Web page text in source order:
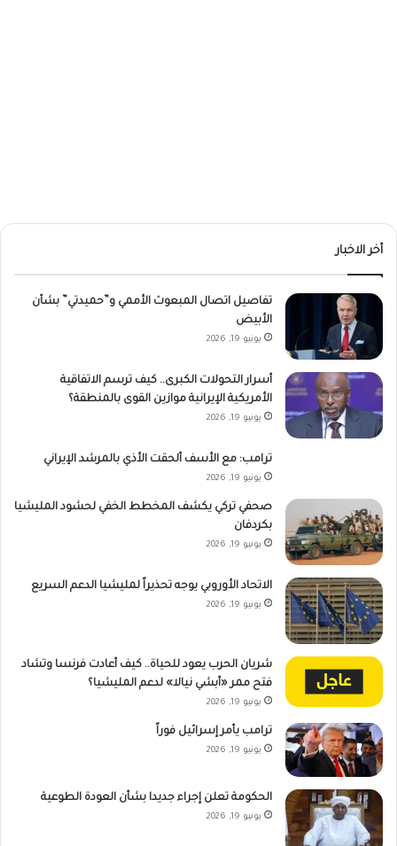
أخر الاخبار
تفاصيل اتصال المبعوث الأممي و”حميدتي” بشأن
الأبيض
يونيو 19, 2026
أسرار التحولات الكبرى.. كيف ترسم الاتفاقية
الأمريكية الإيرانية موازين القوى بالمنطقة؟
يونيو 19, 2026
ترامب: مع الأسف ألحقت الأذي بالمرشد الإيراني
يونيو 19, 2026
صحفي تركي يكشف المخطط الخفي لحشود المليشيا
بكردفان
يونيو 19, 2026
الاتحاد الأوروبي يوجه تحذيراً لمليشيا الدعم السريع
يونيو 19, 2026
شريان الحرب يعود للحياة.. كيف أعادت فرنسا وتشاد
فتح ممر «أبشي نيالا» لدعم المليشيا؟
يونيو 19, 2026
ترامب يأمر إسرائيل فوراً
يونيو 19, 2026
الحكومة تعلن إجراء جديدا بشأن العودة الطوعية
يونيو 19, 2026